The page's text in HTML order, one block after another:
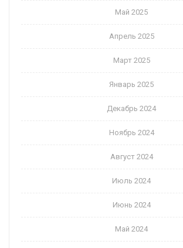
Май 2025
Апрель 2025
Март 2025
Январь 2025
Декабрь 2024
Ноябрь 2024
Август 2024
Июль 2024
Июнь 2024
Май 2024